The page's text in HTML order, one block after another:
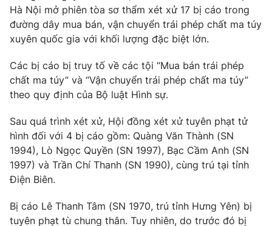
Chất lượng cuộc sống
Tuyển sinh
Học trực tuyến
Công nghệ
Hitech Công nghệ tương lai
Sản phẩm
Thị trường
Tư vấn
Lịch phát sóng
Chuyên mục khác
Emagazine Podcast
Hà Nội mở phiên tòa sơ thẩm xét xử 17 bị cáo trong
đường dây mua bán, vận chuyển trái phép chất ma túy
xuyên quốc gia với khối lượng đặc biệt lớn.
Các bị cáo bị truy tố về các tội “Mua bán trái phép
chất ma túy” và “Vận chuyển trái phép chất ma túy”
theo quy định của Bộ luật Hình sự.
Sau quá trình xét xử, Hội đồng xét xử tuyên phạt tử
hình đối với 4 bị cáo gồm: Quàng Văn Thành (SN
1994), Lò Ngọc Quyền (SN 1997), Bạc Cầm Anh (SN
1997) và Trần Chí Thanh (SN 1990), cùng trú tại tỉnh
Điện Biên.
Bị cáo Lê Thanh Tâm (SN 1970, trú tỉnh Hưng Yên) bị
tuyên phạt tù chung thân. Tuy nhiên, do trước đó bị